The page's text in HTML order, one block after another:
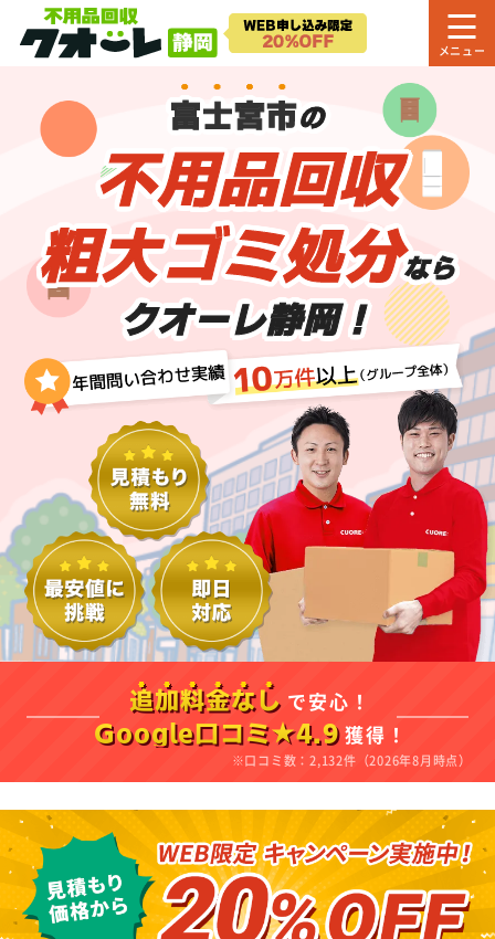
富士宮市の
不用品回収
粗大ゴミ処分なら
クオーレ静岡！
追加料金なし で安心！
Google口コミ★4.9 獲得！
※口コミ数：2,132件（2026年8月時点）